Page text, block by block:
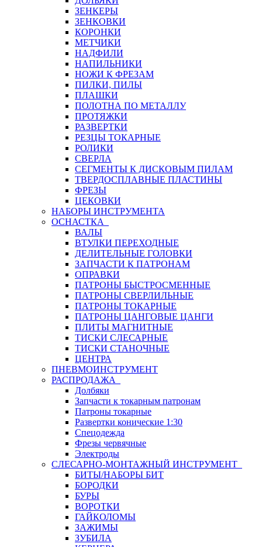
ЗЕНКЕРЫ
ЗЕНКОВКИ
КОРОНКИ
МЕТЧИКИ
НАДФИЛИ
НАПИЛЬНИКИ
НОЖИ К ФРЕЗАМ
ПИЛКИ, ПИЛЫ
ПЛАШКИ
ПОЛОТНА ПО МЕТАЛЛУ
ПРОТЯЖКИ
РАЗВЕРТКИ
РЕЗЦЫ ТОКАРНЫЕ
РОЛИКИ
СВЕРЛА
СЕГМЕНТЫ К ДИСКОВЫМ ПИЛАМ
ТВЕРДОСПЛАВНЫЕ ПЛАСТИНЫ
ФРЕЗЫ
ЦЕКОВКИ
НАБОРЫ ИНСТРУМЕНТА
ОСНАСТКА
ВАЛЫ
ВТУЛКИ ПЕРЕХОДНЫЕ
ДЕЛИТЕЛЬНЫЕ ГОЛОВКИ
ЗАПЧАСТИ К ПАТРОНАМ
ОПРАВКИ
ПАТРОНЫ БЫСТРОСМЕННЫЕ
ПАТРОНЫ СВЕРЛИЛЬНЫЕ
ПАТРОНЫ ТОКАРНЫЕ
ПАТРОНЫ ЦАНГОВЫЕ ЦАНГИ
ПЛИТЫ МАГНИТНЫЕ
ТИСКИ СЛЕСАРНЫЕ
ТИСКИ СТАНОЧНЫЕ
ЦЕНТРА
ПНЕВМОИНСТРУМЕНТ
РАСПРОДАЖА
Долбяки
Запчасти к токарным патронам
Патроны токарные
Развертки конические 1:30
Спецодежда
Фрезы червячные
Электроды
СЛЕСАРНО-МОНТАЖНЫЙ ИНСТРУМЕНТ
БИТЫ/НАБОРЫ БИТ
БОРОДКИ
БУРЫ
ВОРОТКИ
ГАЙКОЛОМЫ
ЗАЖИМЫ
ЗУБИЛА